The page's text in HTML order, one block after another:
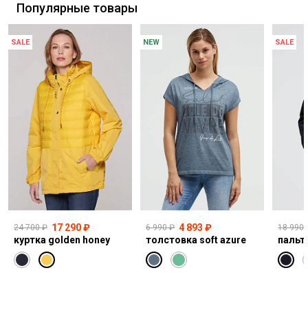
Популярные товары
SALE
24 700 ₽ 17 290 ₽
куртка golden honey
NEW
6 990 ₽ 4 893 ₽
толстовка soft azure
SALE
18 990